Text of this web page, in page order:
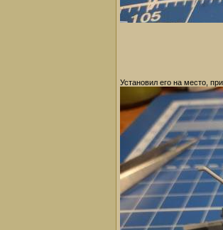
Установил его на место,